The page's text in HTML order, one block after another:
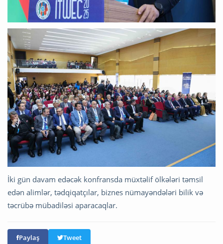
İki gün davam edəcək konfransda müxtəlif ölkələri təmsil
edən alimlər, tədqiqatçılar, biznes nümayəndələri bilik və
təcrübə mübadiləsi aparacaqlar.
Paylaş Tweet